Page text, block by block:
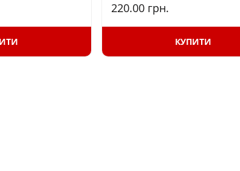
220.00 грн.
КУПИТИ